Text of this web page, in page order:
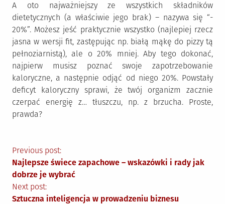
A oto najważniejszy ze wszystkich składników
dietetycznych (a właściwie jego brak) – nazywa się “-
20%”. Możesz jeść praktycznie wszystko (najlepiej rzecz
jasna w wersji fit, zastępując np. białą mąkę do pizzy tą
pełnoziarnistą), ale o 20% mniej. Aby tego dokonać,
najpierw musisz poznać swoje zapotrzebowanie
kaloryczne, a następnie odjąć od niego 20%. Powstały
deficyt kaloryczny sprawi, że twój organizm zacznie
czerpać energię z… tłuszczu, np. z brzucha. Proste,
prawda?
Nawigacja
wpisu
Previous post:
Najlepsze świece zapachowe – wskazówki i rady jak
dobrze je wybrać
Next post:
Sztuczna inteligencja w prowadzeniu biznesu